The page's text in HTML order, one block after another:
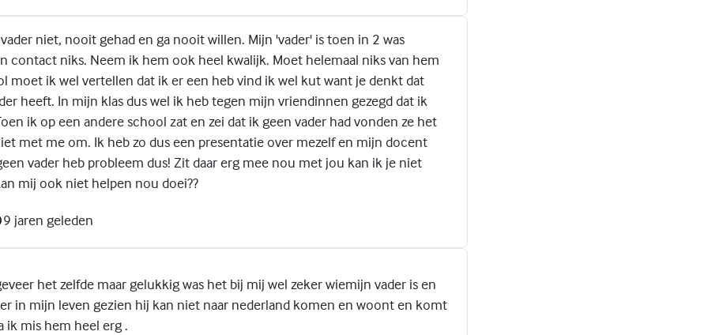
niet, nooit gehad en ga nooit willen. Mijn 'vader' is toen in 2 was
contact niks. Neem ik hem ook heel kwalijk. Moet helemaal niks van hem
moet ik wel vertellen dat ik er een heb vind ik wel kut want je denkt dat
heeft. In mijn klas dus wel ik heb tegen mijn vriendinnen gezegd dat ik
ik op een andere school zat en zei dat ik geen vader had vonden ze het
met me om. Ik heb zo dus een presentatie over mezelf en mijn docent
vader heb probleem dus! Zit daar erg mee nou met jou kan ik je niet
mij ook niet helpen nou doei??
9 jaren geleden
het zelfde maar gelukkig was het bij mij wel zeker wiemijn vader is en
in mijn leven gezien hij kan niet naar nederland komen en woont en komt
ik mis hem heel erg .